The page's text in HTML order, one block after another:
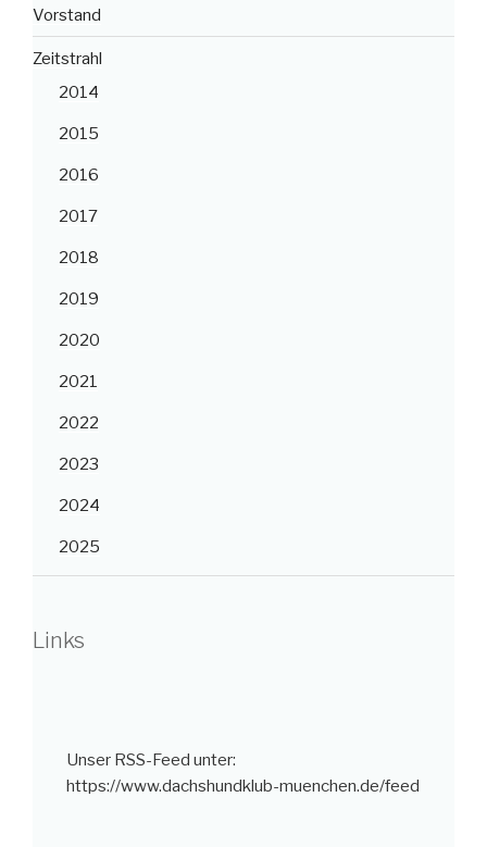
Vorstand
Zeitstrahl
2014
2015
2016
2017
2018
2019
2020
2021
2022
2023
2024
2025
Links
Unser RSS-Feed unter:
https://www.dachshundklub-muenchen.de/feed